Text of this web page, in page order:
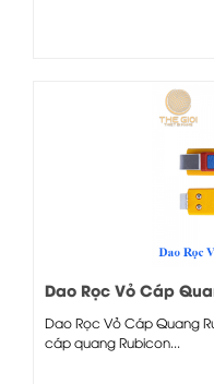
Dao Rọc Vỏ Cáp
Dao Rọc Vỏ Cáp Quang
cáp quang Rubicon...